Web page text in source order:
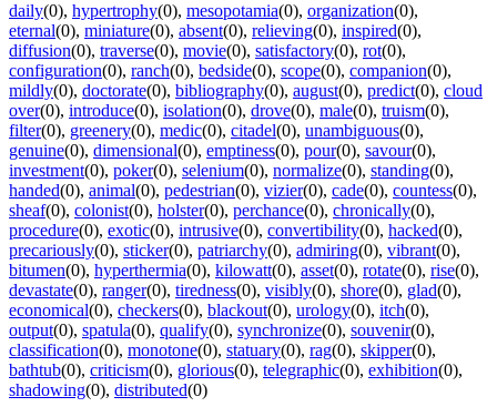
daily(0), hypertrophy(0), mesopotamia(0), organization(0),
eternal(0), miniature(0), absent(0), relieving(0), inspired(0),
diffusion(0), traverse(0), movie(0), satisfactory(0), rot(0),
configuration(0), ranch(0), bedside(0), scope(0), companion(0),
mildly(0), doctorate(0), bibliography(0), august(0), predict(0), cloud
over(0), introduce(0), isolation(0), drove(0), male(0), truism(0),
filter(0), greenery(0), medic(0), citadel(0), unambiguous(0),
genuine(0), dimensional(0), emptiness(0), pour(0), savour(0),
investment(0), poker(0), selenium(0), normalize(0), standing(0),
handed(0), animal(0), pedestrian(0), vizier(0), cade(0), countess(0),
sheaf(0), colonist(0), holster(0), perchance(0), chronically(0),
procedure(0), exotic(0), intrusive(0), convertibility(0), hacked(0),
precariously(0), sticker(0), patriarchy(0), admiring(0), vibrant(0),
bitumen(0), hyperthermia(0), kilowatt(0), asset(0), rotate(0), rise(0),
devastate(0), ranger(0), tiredness(0), visibly(0), shore(0), glad(0),
economical(0), checkers(0), blackout(0), urology(0), itch(0),
output(0), spatula(0), qualify(0), synchronize(0), souvenir(0),
classification(0), monotone(0), statuary(0), rag(0), skipper(0),
bathtub(0), criticism(0), glorious(0), telegraphic(0), exhibition(0),
shadowing(0), distributed(0)